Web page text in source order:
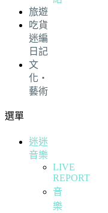
旅遊
吃貨
迷編
日記
文
化・
藝術
選單
迷迷
音樂
LIVE
REPORT
音
樂